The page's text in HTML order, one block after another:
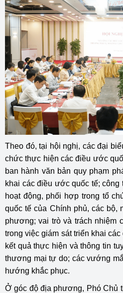
Theo đó, tại hội nghị, các đại
chức thực hiện các điều ước
ban hành văn bản quy phạm
khai các điều ước quốc tế;
hoạt động, phối hợp trong tổ
quốc tế của Chính phủ, các bộ,
phương; vai trò và trách nhiệm
trong việc giám sát triển khai
kết quả thực hiện và thông tin
thương mại tự do; các vướng
hướng khắc phục.
Ở góc độ địa phương, Phó Chủ